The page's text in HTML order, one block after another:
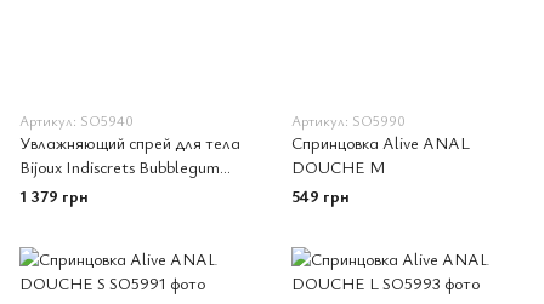
Артикул: SO5940
Увлажняющий спрей для тела
Bijoux Indiscrets Bubblegum
Body Mist с возбуждающим
фруктовым ароматом
1 379 грн
Артикул: SO5990
Спринцовка Alive ANAL
DOUCHE M
549 грн